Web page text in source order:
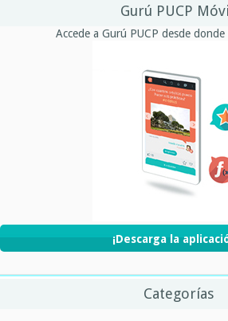
Gurú PUCP Móvil
Accede a Gurú PUCP desde
¡Descarga la
Categorías